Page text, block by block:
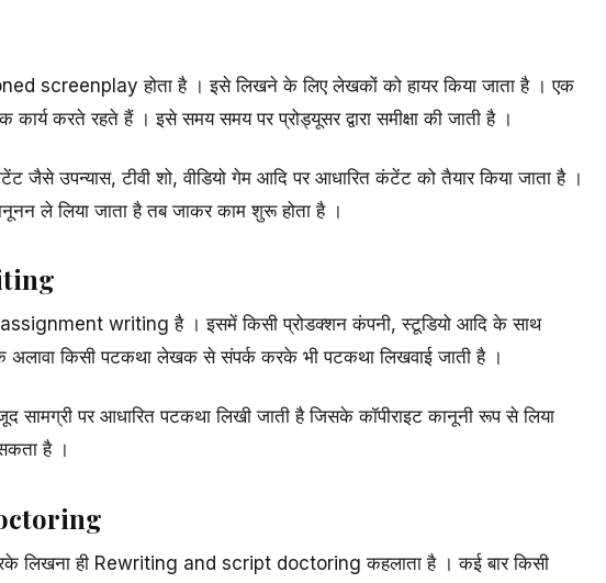
screenplay होता है । इसे लिखने के लिए लेखकों को हायर किया जाता है । एक
करते रहते हैं । इसे समय समय पर प्रोड्यूसर द्वारा समीक्षा की जाती है ।
उपन्यास, टीवी शो, वीडियो गेम आदि पर आधारित कंटेंट को तैयार किया जाता है ।
ले लिया जाता है तब जाकर काम शुरू होता है ।
writing है । इसमें किसी प्रोडक्शन कंपनी, स्टूडियो आदि के साथ
किसी पटकथा लेखक से संपर्क करके भी पटकथा लिखवाई जाती है ।
पर आधारित पटकथा लिखी जाती है जिसके कॉपीराइट कानूनी रूप से लिया
है ।
लिखना ही Rewriting and script doctoring कहलाता है । कई बार किसी